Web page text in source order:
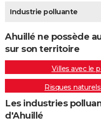
Destinations
City break
Voyage nature
Voyage de noces
Forum
Climat
+PHOTO
GUIDES D'ACHAT
BONS PLANS
CARTE DE VOEUX
Carte de Noël
Carte Bonne année
Carte Saint-Valentin
Carte d'anniversaire
DICTIONNAIRE
Dictionnaire
Biographies
Citations
Expressions
Proverbes
PROGRAMME TV
Industrie polluante
Ahuillé ne possède
sur son territoire
Villes avec le
Risques
Les industries
d'Ahuillé